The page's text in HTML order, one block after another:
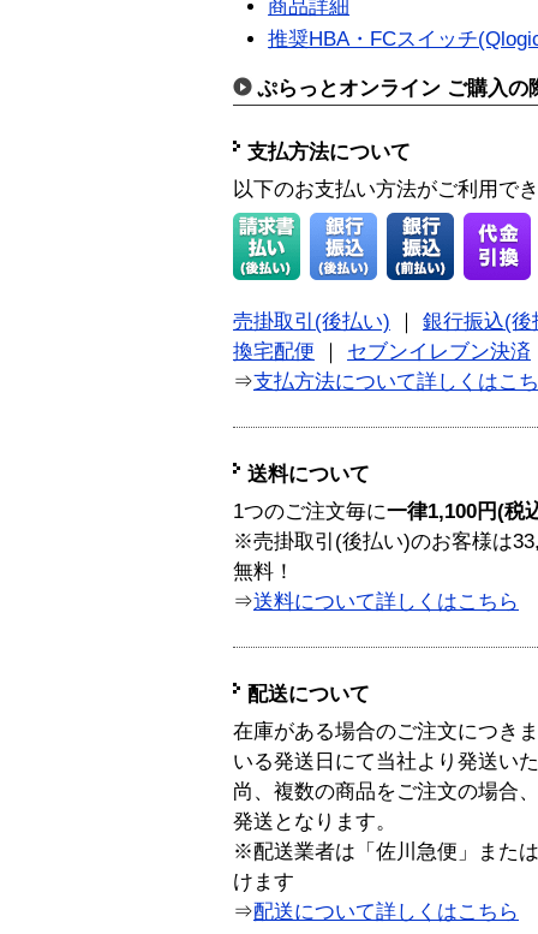
商品詳細
推奨HBA・FCスイッチ
ぷらっとオンライン ご購入の
支払方法について
以下のお支払い方法がご利用で
売掛取引(後払い)
銀行振込(後
換宅配便
セブンイレブン決済
⇒支払方法について詳しくはこ
送料について
1つのご注文毎に一律1,100円(税
※売掛取引(後払い)のお客様は
無料！
⇒送料について詳しくはこちら
配送について
在庫がある場合のご注文につき
いる発送日にて当社より発送い
尚、複数の商品をご注文の場合
発送となります。
※配送業者は「佐川急便」また
けます
⇒配送について詳しくはこちら